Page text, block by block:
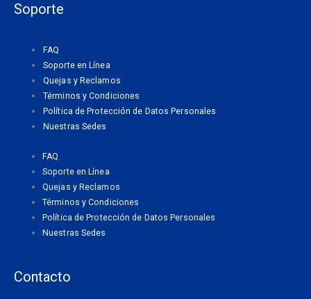
Soporte
FAQ
Soporte en Línea
Quejas y Reclamos
Términos y Condiciones
Política de Protección de Datos Personales
Nuestras Sedes
FAQ
Soporte en Línea
Quejas y Reclamos
Términos y Condiciones
Política de Protección de Datos Personales
Nuestras Sedes
Contacto